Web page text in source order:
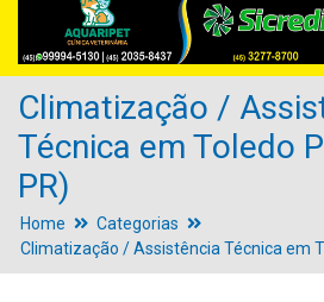
Climatização /
Técnica em Toledo
PR)
Home
Categorias
Climatização / Assistência Técnica em